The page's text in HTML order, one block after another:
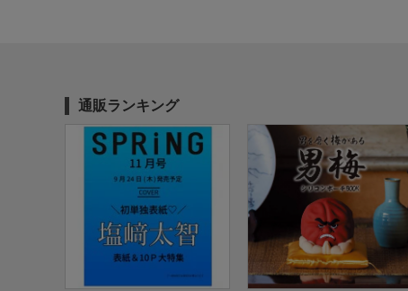
通販ランキング